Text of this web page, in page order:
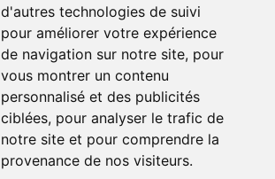
d'autres technologies de suivi
pour améliorer votre expérience
de navigation sur notre site, pour
vous montrer un contenu
personnalisé et des publicités
ciblées, pour analyser le trafic de
notre site et pour comprendre la
provenance de nos visiteurs.
Suivez-nous sur Twitter
Rejoignez nos équipes
Nous contacter